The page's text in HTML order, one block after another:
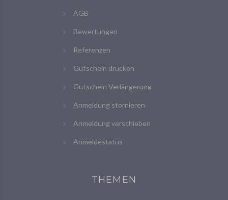
AGB
Bewertungen
Referenzen
Gutschein drucken
Gutschein Verlängerung
Anmeldung stornieren
Anmeldung verschieben
Anmeldestatus
THEMEN